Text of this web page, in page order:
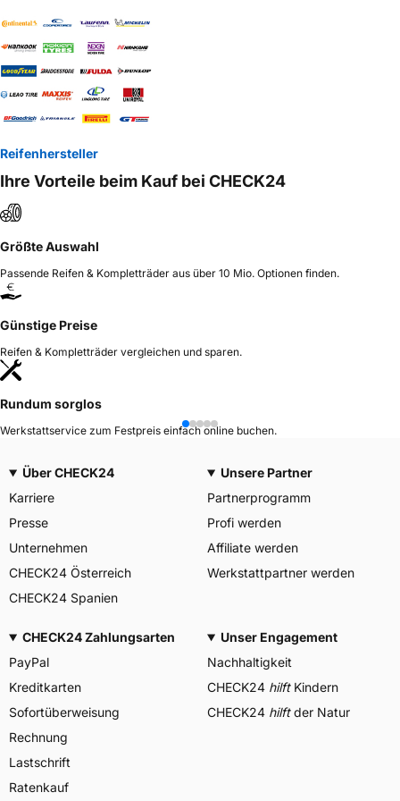
Reifenhersteller
Ihre Vorteile beim Kauf bei CHECK24
Größte Auswahl
Passende Reifen & Kompletträder aus über 10 Mio. Optionen finden.
Günstige Preise
Reifen & Kompletträder vergleichen und sparen.
Rundum sorglos
Werkstattservice zum Festpreis einfach online buchen.
Über CHECK24
Karriere
Presse
Unternehmen
CHECK24 Österreich
CHECK24 Spanien
Unsere Partner
Partnerprogramm
Profi werden
Affiliate werden
Werkstattpartner werden
CHECK24 Zahlungsarten
PayPal
Kreditkarten
Sofortüberweisung
Rechnung
Lastschrift
Ratenkauf
Unser Engagement
Nachhaltigkeit
CHECK24 hilftKindern
CHECK24 hilftder Natur